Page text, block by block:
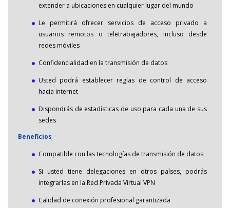
extender a ubicaciones en cualquier lugar del mundo
Le permitirá ofrecer servicios de acceso privado a
usuarios remotos o teletrabajadores, incluso desde
redes móviles
Confidencialidad en la transmisión de datos
Usted podrá establecer reglas de control de acceso
hacia internet
Dispondrás de estadísticas de uso para cada una de sus
sedes
Beneficios
Compatible con las tecnologías de transmisión de datos
Si usted tiene delegaciones en otros países, podrás
integrarlas en la Red Privada Virtual VPN
Calidad de conexión profesional garantizada